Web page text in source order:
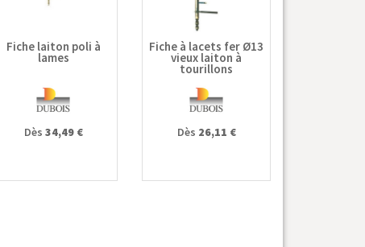
Fiche laiton poli à
lames
Dès 34,49 €
Fiche à lacets fer Ø13
vieux laiton à
tourillons
Dès 26,11 €